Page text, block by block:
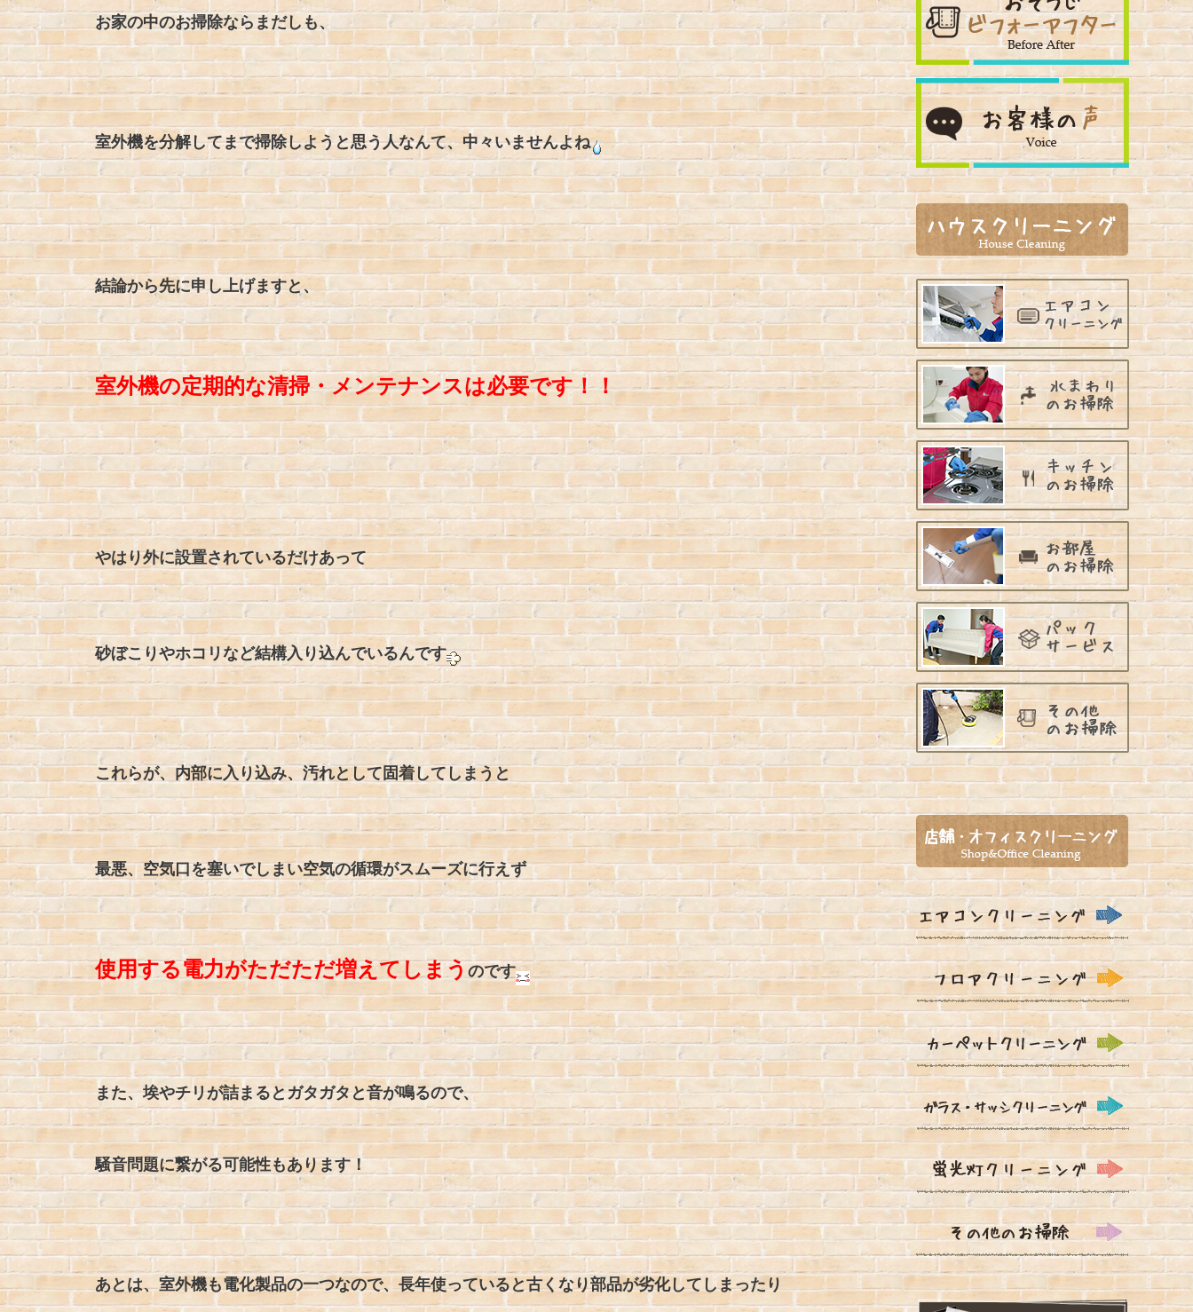
お家の中のお掃除ならまだしも、
室外機を分解してまで掃除しようと思う人なんて、中々いませんよね
結論から先に申し上げますと、
室外機の定期的な清掃・メンテナンスは必要です！！
やはり外に設置されているだけあって
砂ぼこりやホコリなど結構入り込んでいるんです
これらが、内部に入り込み、汚れとして固着してしまうと
最悪、空気口を塞いでしまい空気の循環がスムーズに行えず
使用する電力がただただ増えてしまうのです
また、埃やチリが詰まるとガタガタと音が鳴るので、
騒音問題に繋がる可能性もあります！
あとは、室外機も電化製品の一つなので、長年使っていると古くなり部品が劣化してしまったり